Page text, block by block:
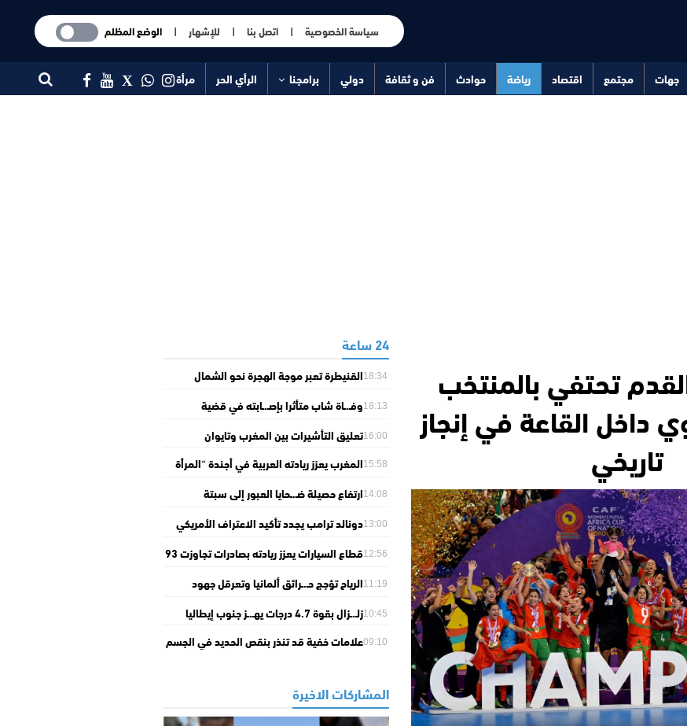
سياسة الخصوصية |اتصل بنا | للإشهار |الوضع المظلم
جهات مجتمع اقتصاد رياضة حوادث فن و ثقافة دولي برامجنا الرأي الحر
مرأة
تحتفي بالمنتخب
داخل القاعة في إنجاز
تاريخي
24 ساعة
18:34القنيطرة تعبر موجة الهجرة نحو الشمال
والخـ.ـسائر18:13وفـ.ـاة شاب متأثرا بإصـ.ـابته في قضية
الاعـ.ـتداء العنيـ.ـف قرب سوق الحفرة
بالقنيطرة16:00تعليق التأشيرات بين المغرب وتايوان
15:58المغرب يعزز ريادته العربية في أجندة “المرأة
14:08ارتفاع حصيلة ضـ.ـحايا العبور إلى سبتة
13:00دونالد ترامب يجدد تأكيد الاعتراف الأمريكي
12:56
قطاع السيارات يعزز ريادته بصادرات تجاوزت 93
11:19الرياح تؤجج حـ.ـرائق ألمانيا وتعرقل جهود
10:45زلـ.ـزال بقوة 4.7 درجات يهـ.ـز جنوب إيطاليا
09:10علامات خفية قد تنذر بنقص الحديد في الجسم
المشاركات الاخيرة